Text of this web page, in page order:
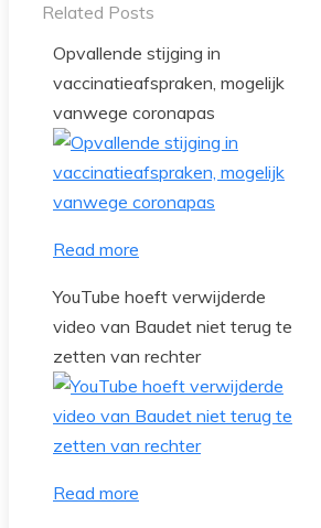
Related Posts
Opvallende stijging in
vaccinatieafspraken, mogelijk
vanwege coronapas
Read more
YouTube hoeft verwijderde
video van Baudet niet terug te
zetten van rechter
Read more